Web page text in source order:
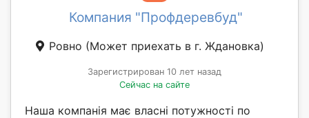
Компания "Профдеревбуд"
Ровно (Может приехать в г. Ждановка)
Зарегистрирован 10 лет назад
Сейчас на сайте
Наша компанія має власні потужності по